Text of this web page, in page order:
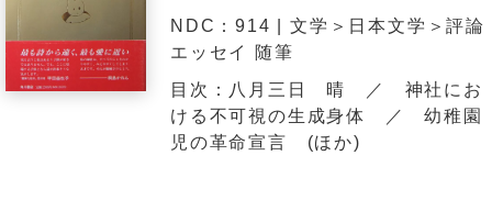
NDC：914 | 文学＞日本文学＞評論
エッセイ 随筆
目次：八月三日 晴 ／ 神社にお
ける不可視の生成身体 ／ 幼稚園
児の革命宣言 (ほか)